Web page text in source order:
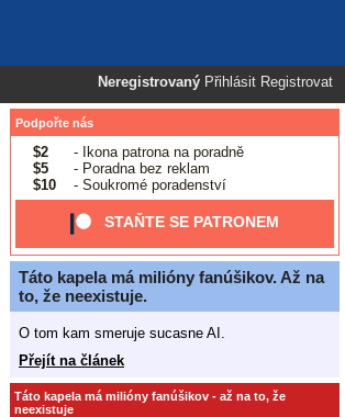
Neregistrovaný Přihlásit Registrovat
Podpořte nás
$2
- Ikona patrona na poradně
$5
- Poradna bez reklam
$10
- Soukromé poradenství
STAŇTE SE PATRONEM
Táto kapela má milióny fanúšikov. Až na
to, že neexistuje.
O tom kam smeruje sucasne AI.
Přejít na článek
Táto kapela má milióny fanúšikov - až na to, že
neexistuje